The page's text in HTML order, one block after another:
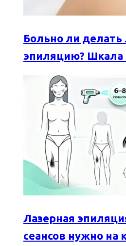
Больно ли делать
эпиляцию? Шкала
Лазерная
сеансов нужно на